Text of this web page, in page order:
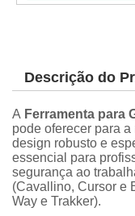
Descrição do
A Ferramenta para
pode oferecer para
design robusto e
essencial para
segurança ao
(Cavallino, Cursor e
Way e Trakker).